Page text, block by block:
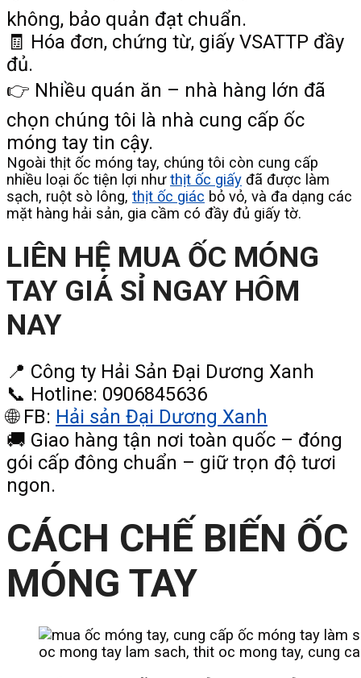
không, bảo quản đạt chuẩn.
🧾 Hóa đơn, chứng từ, giấy VSATTP đầy
đủ.
👉 Nhiều quán ăn – nhà hàng lớn đã
chọn chúng tôi là nhà cung cấp ốc
móng tay tin cậy.
Ngoài thịt ốc móng tay, chúng tôi còn cung cấp
nhiều loại ốc tiện lợi nhưthịt ốc giấy đã được làm
sạch, ruột sò lông, thịt ốc giác bỏ vỏ, và đa dạng các
mặt hàng hải sản, gia cầm có đầy đủ giấy tờ.
LIÊN HỆ MUA ỐC MÓNG
TAY GIÁ SỈ NGAY HÔM
NAY
📍 Công ty Hải Sản Đại Dương Xanh
📞 Hotline: 0906845636
🌐 FB: Hải sản Đại Dương Xanh
🚚 Giao hàng tận nơi toàn quốc – đóng
gói cấp đông chuẩn – giữ trọn độ tươi
ngon.
CÁCH CHẾ BIẾN ỐC
MÓNG TAY
oc mong tay lam sach, thit oc mong tay, cung